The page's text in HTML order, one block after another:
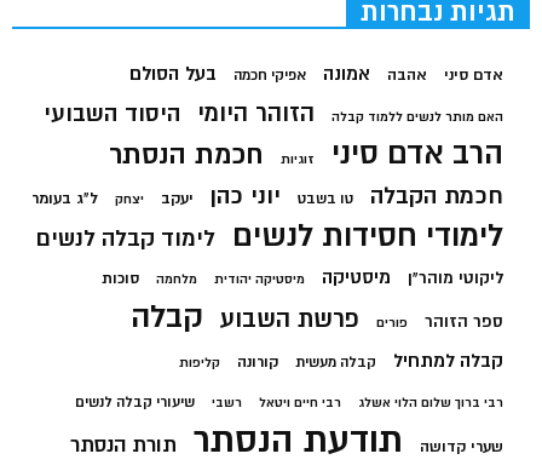
תגיות נבחרות
אדם סיני אהבה אמונה אפיקי חכמה בעל הסולם
האם מותר לנשים ללמוד קבלה הזוהר היומי היסוד השבועי
הרב אדם סיני זוגיות חכמת הנסתר
חכמת הקבלה טו בשבט יוני כהן יעקב יצחק ל"ג בעומר
לימודי חסידות לנשים לימוד קבלה לנשים
ליקוטי מוהר"ן מיסטיקה מיסטיקה יהודית מלחמה סוכות
ספר הזוהר פורים פרשת השבוע קבלה
קבלה למתחיל קבלה מעשית קורונה קליפות
רבי ברוך שלום הלוי אשלג רבי חיים ויטאל רשבי שיעורי קבלה לנשים
שערי קדושה תודעת הנסתר תורת הנסתר